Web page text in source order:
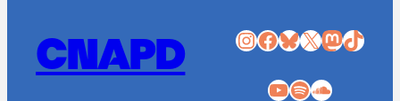
CNAPD InstagramFacebook Bluesky X Mastodon TikTok
YouTube Spotify SoundCloud